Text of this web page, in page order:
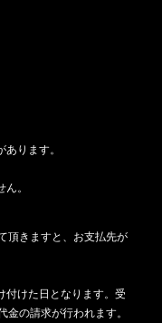
ります。
。
頂きますと、お支払先が
けた日となります。受
の請求が行われます。